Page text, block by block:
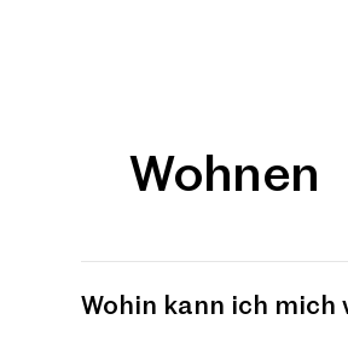
Wohnen
Wohin kann ich